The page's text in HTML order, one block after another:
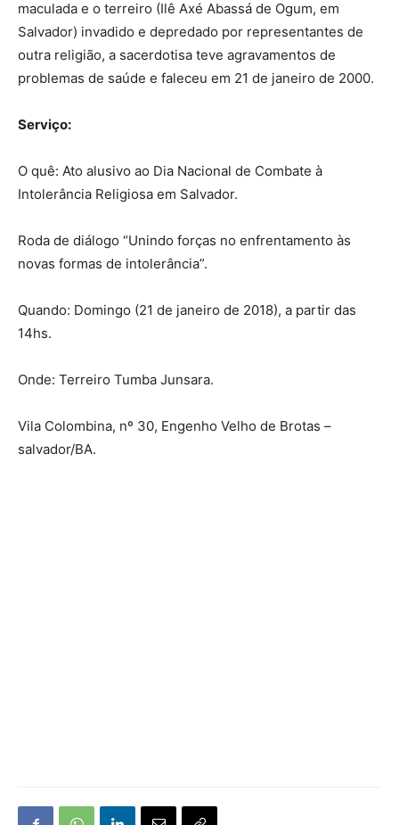
maculada e o terreiro (Ilê Axé Abassá de Ogum, em
Salvador) invadido e depredado por representantes de
outra religião, a sacerdotisa teve agravamentos de
problemas de saúde e faleceu em 21 de janeiro de 2000.
Serviço:
O quê: Ato alusivo ao Dia Nacional de Combate à
Intolerância Religiosa em Salvador.
Roda de diálogo “Unindo forças no enfrentamento às
novas formas de intolerância”.
Quando: Domingo (21 de janeiro de 2018), a partir das
14hs.
Onde: Terreiro Tumba Junsara.
Vila Colombina, nº 30, Engenho Velho de Brotas –
salvador/BA.